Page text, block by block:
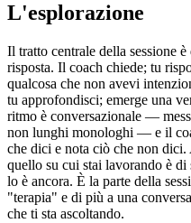
L'esplorazione
Il tratto centrale della sessione
risposta. Il coach chiede; tu
qualcosa che non avevi
tu approfondisci; emerge una
ritmo è conversazionale —
non lunghi monologhi — e il
che dici e nota ciò che non
quello su cui stai lavorando è di
lo è ancora. È la parte della
"terapia" e di più a una
che ti sta ascoltando.